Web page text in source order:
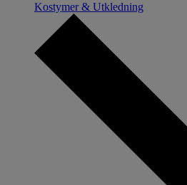
Kostymer & Utkledning